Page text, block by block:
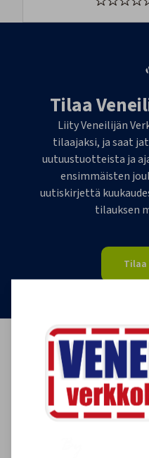
Tilaa
Liity Veneilijän
tilaajaksi, ja saat
uutuustuotteista ja
ensimmäisten
uutiskirjettä
tilauksen